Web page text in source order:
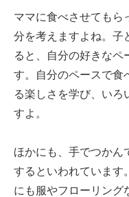
ママに食べさせてもら
分を考えますよね。子
ると、自分の好きなペ
す。自分のペースで食
る楽しさを学び、いろ
すよ。
ほかにも、手でつかん
するといわれています
にも服やフローリング